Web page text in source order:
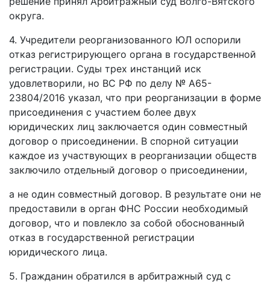
округа.
4. Учредители реорганизованного ЮЛ оспорили
отказ регистрирующего органа в государственной
регистрации. Суды трех инстанций иск
удовлетворили, но ВС РФ по делу № А65-
23804/2016 указал, что при реорганизации в форме
присоединения с участием более двух
юридических лиц заключается один совместный
договор о присоединении. В спорной ситуации
каждое из участвующих в реорганизации обществ
заключило отдельный договор о присоединении,
а не один совместный договор. В результате они не
предоставили в орган ФНС России необходимый
договор, что и повлекло за собой обоснованный
отказ в государственной регистрации
юридического лица.
5. Гражданин обратился в арбитражный суд с